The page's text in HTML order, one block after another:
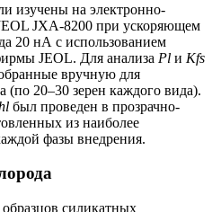
изучены на электронно-
JXA-8200 при ускоряющем
20 нА с использованием
JEOL. Для анализа Pl и Kfs
вручную для
(по 20–30 зерен каждого вида).
был проведен в прозрачно-
из наиболее
фазы внедрения.
силикатных